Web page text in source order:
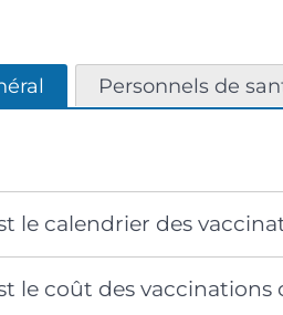
Personnels de
le calendrier des
le coût des vaccinations